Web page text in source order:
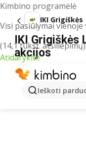
Kimbino programėlė
Visi pasiūlymai vienoje
(14,1 tūkst. atsiliepimų)
Atidarykite
Ieškoti
IKI Grigiškės
IKI Grigiškės
akcijos